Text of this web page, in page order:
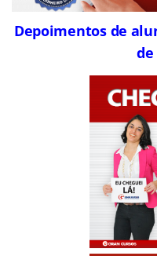
Depoimentos de
de